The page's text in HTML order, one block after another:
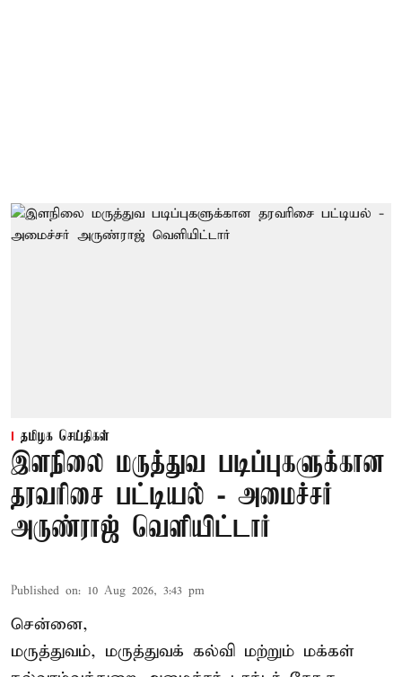
தமிழக செய்திகள்
இளநிலை மருத்துவ படிப்புகளுக்கான
தரவரிசை பட்டியல் - அமைச்சர்
அருண்ராஜ் வெளியிட்டார்
Published on: 10 Aug 2026, 3:43 pm
சென்னை,
மருத்துவம், மருத்துவக் கல்வி மற்றும் மக்கள்